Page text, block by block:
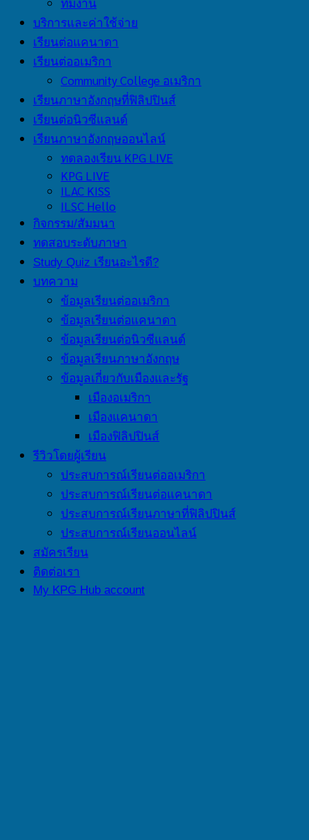
บริการและค่าใช้จ่าย
เรียนต่อแคนาดา
เรียนต่ออเมริกา
Community College อเมริกา
เรียนภาษาอังกฤษที่ฟิลิปปินส์
เรียนต่อนิวซีแลนด์
เรียนภาษาอังกฤษออนไลน์
ทดลองเรียน KPG LIVE
KPG LIVE
ILAC KISS
ILSC Hello
กิจกรรม/สัมมนา
ทดสอบระดับภาษา
Study Quiz เรียนอะไรดี?
บทความ
ข้อมูลเรียนต่ออเมริกา
ข้อมูลเรียนต่อแคนาดา
ข้อมูลเรียนต่อนิวซีแลนด์
ข้อมูลเรียนภาษาอังกฤษ
ข้อมูลเกี่ยวกับเมืองและรัฐ
เมืองอเมริกา
เมืองแคนาดา
เมืองฟิลิปปินส์
รีวิวโดยผู้เรียน
ประสบการณ์เรียนต่ออเมริกา
ประสบการณ์เรียนต่อแคนาดา
ประสบการณ์เรียนภาษาที่ฟิลิปปินส์
ประสบการณ์เรียนออนไลน์
สมัครเรียน
ติดต่อเรา
My KPG Hub account